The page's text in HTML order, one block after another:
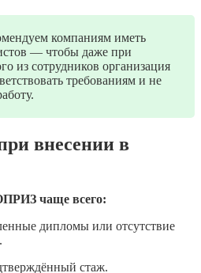
компаниям иметь
— чтобы даже при
из сотрудников организация
требованиям и не
внесении в
чаще всего:
дипломы или отсутствие
стаж.